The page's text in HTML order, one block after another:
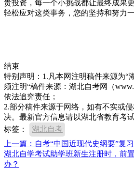
贵投资，每一个小挑战都让最终成果
轻松应对这类事务，您的坚持和努力
结束
特别声明：1.凡本网注明稿件来源为“
须注明“稿件来源：湖北自考网（
依法追究责任；
2.部分稿件来源于网络，如有不实或
决。最新官方信息请以湖北省教育考
标签：
湖北自考
上一篇：自考“中国近现代史纲要”复
湖北自学考试助学班新生注册时，前
办？